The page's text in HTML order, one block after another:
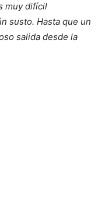
muy difícil
susto. Hasta que un
salida desde la